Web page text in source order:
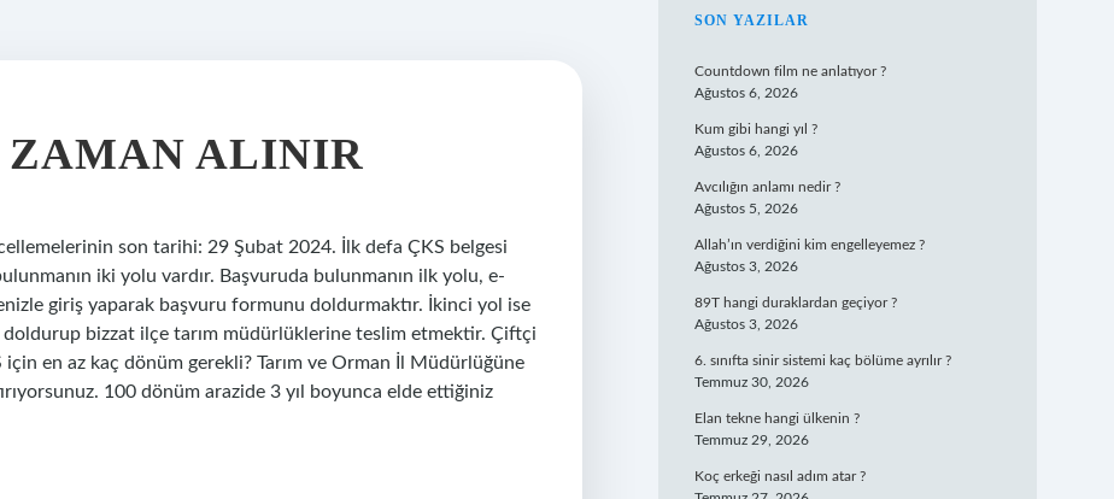
ZAMAN ALINIR
son tarihi: 29 Şubat 2024. İlk defa ÇKS belgesi
iki yolu vardır. Başvuruda bulunmanın ilk yolu, e-
giriş yaparak başvuru formunu doldurmaktır. İkinci yol ise
bizzat ilçe tarım müdürlüklerine teslim etmektir. Çiftçi
için en az kaç dönüm gerekli? Tarım ve Orman İl Müdürlüğüne
100 dönüm arazide 3 yıl boyunca elde ettiğiniz
SIDEBAR
SON YAZILAR
Countdown film ne anlatıyor ?
Ağustos 6, 2026
Kum gibi hangi yıl ?
Ağustos 6, 2026
Avcılığın anlamı nedir ?
Ağustos 5, 2026
Allah’ın verdiğini kim engelleyemez ?
Ağustos 3, 2026
89T hangi duraklardan geçiyor ?
Ağustos 3, 2026
6. sınıfta sinir sistemi kaç bölüme ayrılır ?
Temmuz 30, 2026
Elan tekne hangi ülkenin ?
Temmuz 29, 2026
Koç erkeği nasıl adım atar ?